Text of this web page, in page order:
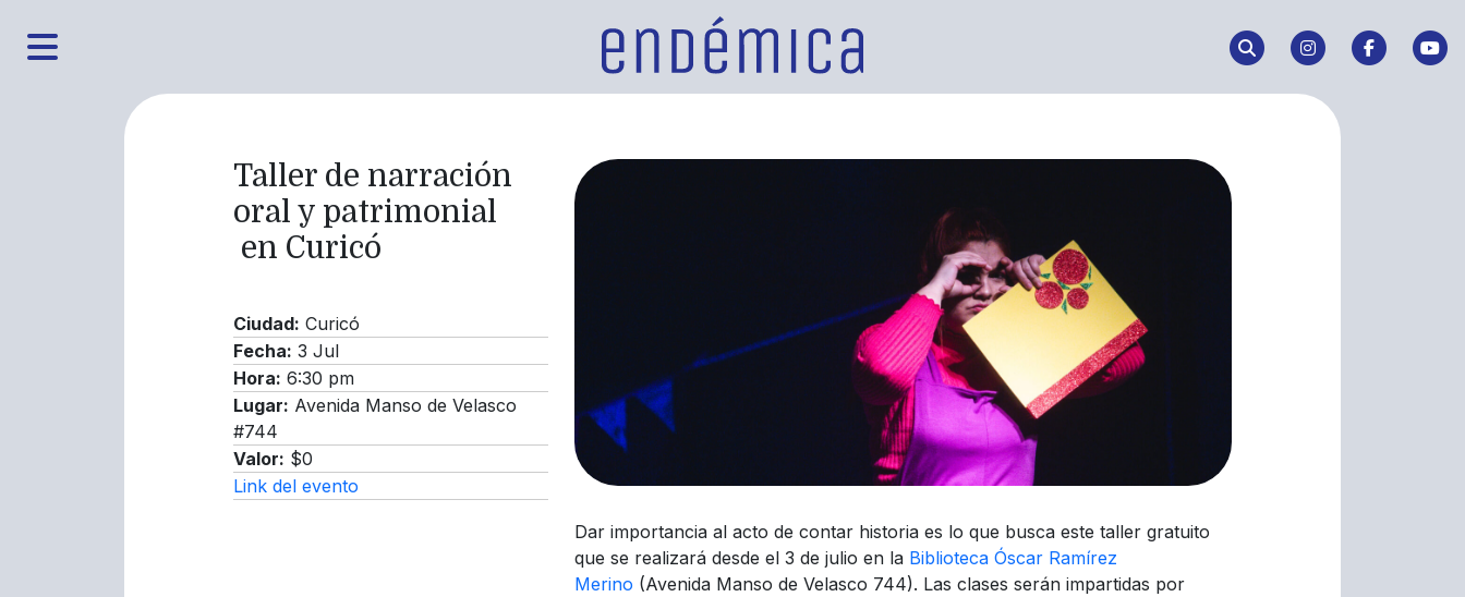
Taller de narración
oral y patrimonial
en Curicó
Ciudad: Curicó
Fecha: 3 Jul
Hora: 6:30 pm
Lugar: Avenida Manso de Velasco
#744
Valor: $0
Link del evento
Dar importancia al acto de contar historia es lo que busca este taller gratuito
que se realizará desde el 3 de julio en la Biblioteca Óscar Ramírez
Merino (Avenida Manso de Velasco 744). Las clases serán impartidas por